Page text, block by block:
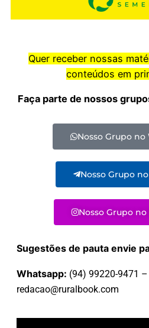
Quer receber nossas
conteúdos em
Faça parte de nossos
Nosso Grupo
Nosso Grupo
Nosso Grupo
Sugestões de pauta envie
Whatsapp: (94) 99220-9471 –
redacao@ruralbook.com